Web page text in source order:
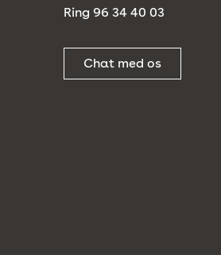
Ring 96 34 40 03
Chat med os